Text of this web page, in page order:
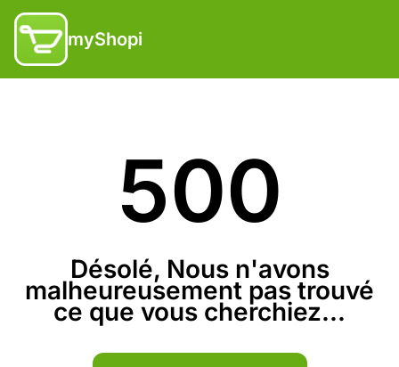
myShopi
500
Désolé, Nous n'avons
malheureusement pas trouvé
ce que vous cherchiez...